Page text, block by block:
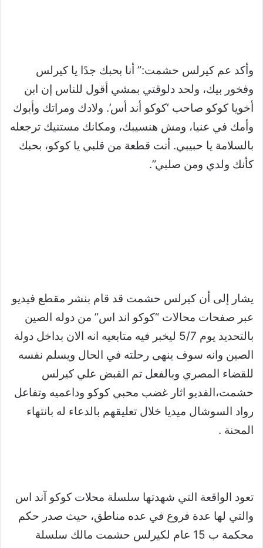
وأكد عم كيرلس حشمت:” أنا بحبك جدًا يا كيرلس
وفخور بيك، ولحد دلوقتي بمشي أقول للناس إن ابن
أخويا كوكو صاحب ‘كوكو أند أس’. ولادك ومراتك وأبوك
وأمك في عنيا، ومش هنسيبك، ومكانك مستنيك ترجعله
بالسلامة يا حبيبي. أنت قطعة من قلبي يا كوكو، بحبك
كأنك ولدي ومن صلبي”.
يشار إلى أن كيرلس حشمت قد قام بنشر مقطع فيديو
عبر صفحات محالات “كوكو اند اس” من دوله الصين
بالتحديد يوم 5/7 ليخبر فيه متابعيه انه الان بداخل دولة
الصين وانه سوف ينهى رحلته في الحال ويسلم نفسه
للقضاء المصري وبالفعل تم القبض علي كيرلس
حشمت،الفديو اثار غضب محبي كوكو وداعميه وتفاعل
رواد السوشال ميديا خلال تعليقهم بالدعاء له بانتهاء
المحنة .
تعود الواقعة التي شهدتها سلسلة محلات كوكو آند اس
والتي لها عدة فروع في عده مناطق، حيث صدر حكم
محكمة ب 15 عام لكيرلس حشمت مالك سلسلة